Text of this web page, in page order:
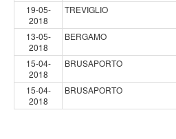
19-05-
2018
TREVIGLIO
13-05-
2018
BERGAMO
15-04-
2018
BRUSAPORTO
15-04-
2018
BRUSAPORTO